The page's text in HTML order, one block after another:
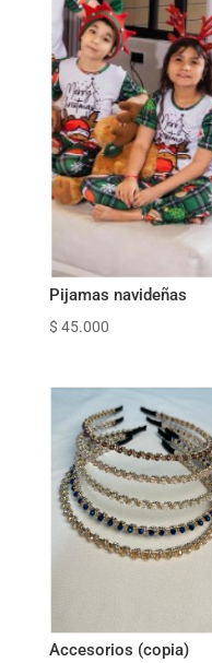
Pijamas navideñas
$ 45.000
Accesorios (copia)